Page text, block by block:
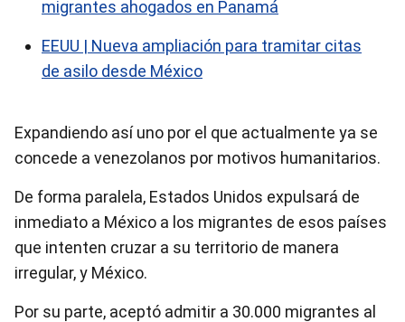
migrantes ahogados en Panamá
EEUU | Nueva ampliación para tramitar citas
de asilo desde México
Expandiendo así uno por el que actualmente ya se
concede a venezolanos por motivos humanitarios.
De forma paralela, Estados Unidos expulsará de
inmediato a México a los migrantes de esos países
que intenten cruzar a su territorio de manera
irregular, y México.
Por su parte, aceptó admitir a 30.000 migrantes al